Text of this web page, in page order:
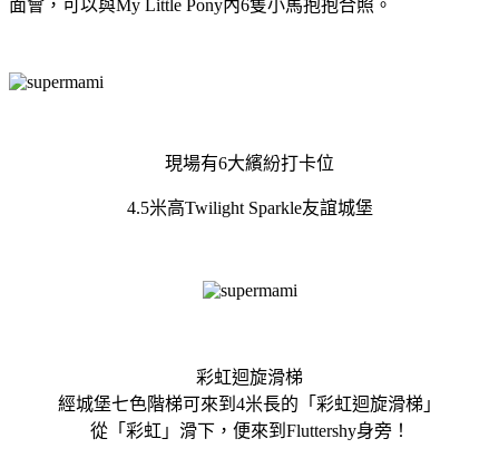
面會，可以與My Little Pony內6隻小馬抱抱合照。
現場有6大繽紛打卡位
4.5米高Twilight Sparkle友誼城堡
彩虹迴旋滑梯
經城堡七色階梯可來到4米長的「彩虹迴旋滑梯」
從「彩虹」滑下，便來到Fluttershy身旁！